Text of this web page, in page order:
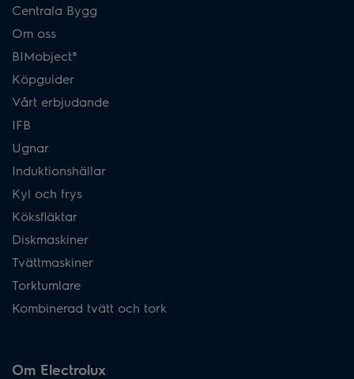
Centrala Bygg
Om oss
BIMobject®
Köpguider
Vårt erbjudande
IFB
Ugnar
Induktionshällar
Kyl och frys
Köksfläktar
Diskmaskiner
Tvättmaskiner
Torktumlare
Kombinerad tvätt och tork
Om Electrolux